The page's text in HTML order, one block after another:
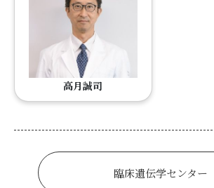
高月誠司
臨床遺伝学センター